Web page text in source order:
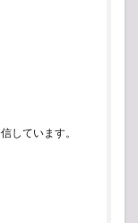
しています。